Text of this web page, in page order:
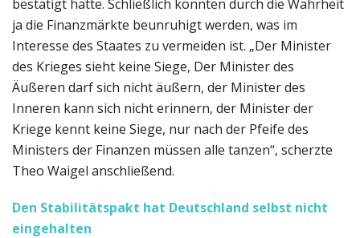
bestätigt hätte. Schließlich könnten durch die Wahrheit
ja die Finanzmärkte beunruhigt werden, was im
Interesse des Staates zu vermeiden ist. „Der Minister
des Krieges sieht keine Siege, Der Minister des
Äußeren darf sich nicht äußern, der Minister des
Inneren kann sich nicht erinnern, der Minister der
Kriege kennt keine Siege, nur nach der Pfeife des
Ministers der Finanzen müssen alle tanzen“, scherzte
Theo Waigel anschließend.
Den Stabilitätspakt hat Deutschland selbst nicht
eingehalten